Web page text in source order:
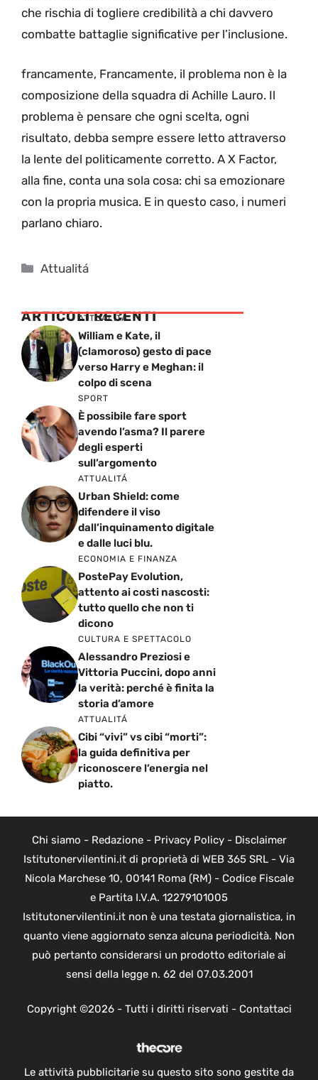
che rischia di togliere credibilità a chi davvero
combatte battaglie significative per l’inclusione.
francamente, Francamente, il problema non è la
composizione della squadra di Achille Lauro. Il
problema è pensare che ogni scelta, ogni
risultato, debba sempre essere letto attraverso
la lente del politicamente corretto. A X Factor,
alla fine, conta una sola cosa: chi sa emozionare
con la propria musica. E in questo caso, i numeri
parlano chiaro.
Categorie
Attualitá
ARTICOLI RECENTI
ATTUALITÁ
William e Kate, il
(clamoroso) gesto di pace
verso Harry e Meghan: il
colpo di scena
SPORT
È possibile fare sport
avendo l’asma? Il parere
degli esperti
sull’argomento
ATTUALITÁ
Urban Shield: come
difendere il viso
dall’inquinamento digitale
e dalle luci blu.
ECONOMIA E FINANZA
PostePay Evolution,
attento ai costi nascosti:
tutto quello che non ti
dicono
CULTURA E SPETTACOLO
Alessandro Preziosi e
Vittoria Puccini, dopo anni
la verità: perché è finita la
storia d’amore
ATTUALITÁ
Cibi “vivi” vs cibi “morti”:
la guida definitiva per
riconoscere l’energia nel
piatto.
Chi siamo - Redazione- Privacy Policy- Disclaimer
Istitutonervilentini.it di proprietà di WEB 365 SRL - Via
Nicola Marchese 10, 00141 Roma (RM) - Codice Fiscale
e Partita I.V.A. 12279101005
Istitutonervilentini.it non è una testata giornalistica, in
quanto viene aggiornato senza alcuna periodicità. Non
può pertanto considerarsi un prodotto editoriale ai
sensi della legge n. 62 del 07.03.2001
Copyright ©2026 - Tutti i diritti riservati - Contattaci
Le attività pubblicitarie su questo sito sono gestite da